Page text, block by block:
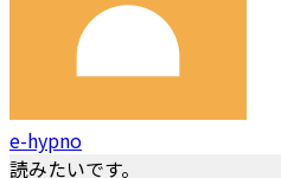
e-hypno
読みたいです。